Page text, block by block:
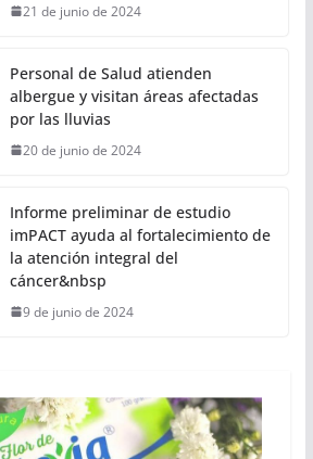
21 de junio de 2024
Personal de Salud atienden
albergue y visitan áreas afectadas
por las lluvias
20 de junio de 2024
Informe preliminar de estudio
imPACT ayuda al fortalecimiento de
la atención integral del
cáncer&nbsp
9 de junio de 2024